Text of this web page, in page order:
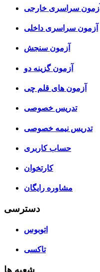
آزمون سراسری خارجی
آزمون سراسری داخلی
آزمون سنجش
آزمون گزینه دو
آزمون های قلم چی
تدریس خصوصی
تدریس نیمه خصوصی
حساب کاربری
کارتخوان
مشاوره رایگان
دسترسی
اتوبوس
تاکسی